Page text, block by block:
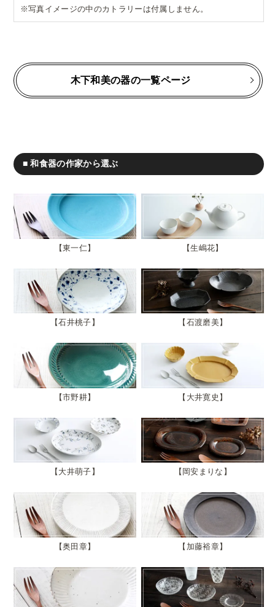
※写真イメージの中のカトラリーは付属しません。
木下和美の器の一覧ページ
■ 和食器の作家から選ぶ
東一仁 生嶋花
石井桃子 石渡磨美
市野耕 大井寛史
大井萌子 岡安まりな
奥田章 加藤裕章